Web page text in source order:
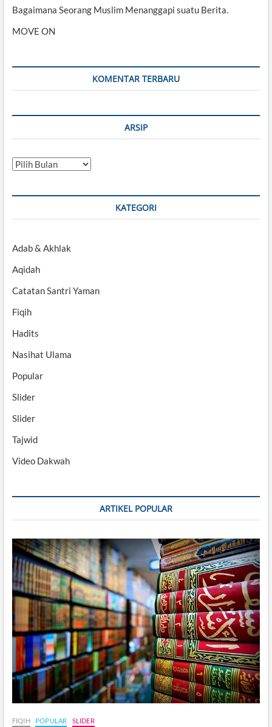
Bagaimana Seorang Muslim Menanggapi suatu Berita.
MOVE ON
KOMENTAR TERBARU
ARSIP
Arsip
KATEGORI
Adab & Akhlak
Aqidah
Catatan Santri Yaman
Fiqih
Hadits
Nasihat Ulama
Popular
Slider
Slider
Tajwid
Video Dakwah
ARTIKEL POPULAR
FIQIH POPULAR SLIDER